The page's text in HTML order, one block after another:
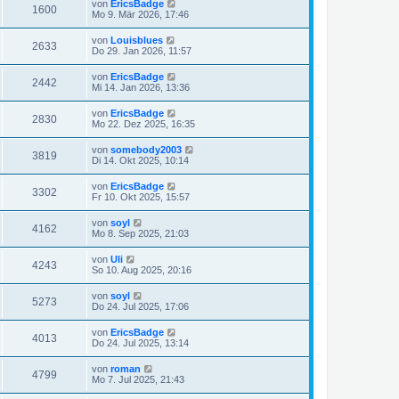
1600 von EricsBadge
Mo 9. Mär 2026, 17:46
2633 von Louisblues
Do 29. Jan 2026, 11:57
2442 von EricsBadge
Mi 14. Jan 2026, 13:36
2830 von EricsBadge
Mo 22. Dez 2025, 16:35
3819 von somebody2003
Di 14. Okt 2025, 10:14
3302 von EricsBadge
Fr 10. Okt 2025, 15:57
4162 von soyl
Mo 8. Sep 2025, 21:03
4243 von Uli
So 10. Aug 2025, 20:16
5273 von soyl
Do 24. Jul 2025, 17:06
4013 von EricsBadge
Do 24. Jul 2025, 13:14
4799 von roman
Mo 7. Jul 2025, 21:43